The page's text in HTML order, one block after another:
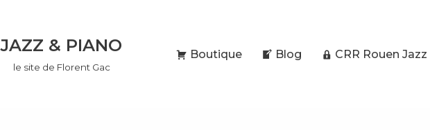
JAZZ & PIANO
le site de Florent Gac
Boutique Blog CRR Rouen Jazz